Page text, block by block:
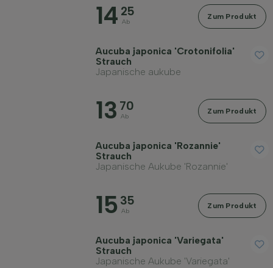
14 25
Ab
Zum Produkt
Aucuba japonica 'Crotonifolia'
Strauch
Japanische aukube
13 70
Ab
Zum Produkt
Aucuba japonica 'Rozannie'
Strauch
Japanische Aukube 'Rozannie'
15 35
Ab
Zum Produkt
Aucuba japonica 'Variegata'
Strauch
Japanische Aukube 'Variegata'